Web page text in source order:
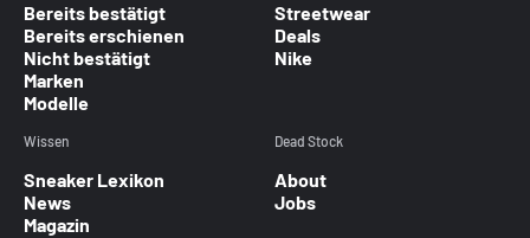
Bereits bestätigt
Bereits erschienen
Nicht bestätigt
Marken
Modelle
Streetwear
Deals
Nike
Wissen
Sneaker Lexikon
News
Magazin
Dead Stock
About
Jobs